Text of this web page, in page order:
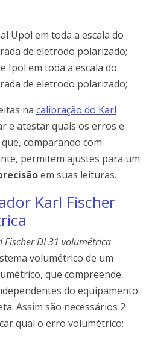
Upol em toda a escala do
de eletrodo polarizado;
Ipol em toda a escala do
de eletrodo polarizado;
na calibração do Karl
e atestar quais os erros e
comparando com
permitem ajustes para um
em suas leituras.
Karl Fischer
DL31 volumétrica
volumétrico de um
que compreende
do equipamento:
Assim são necessários 2
qual o erro volumétrico: